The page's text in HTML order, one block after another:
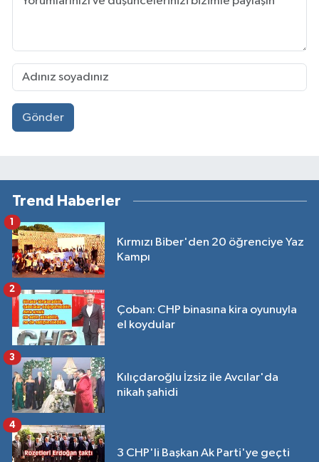
Gönder
Trend Haberler
Kırmızı Biber'den 20 öğrenciye Yaz
Kampı
1
Çoban: CHP binasına kira oyunuyla
el koydular
2
Kılıçdaroğlu İzsiz ile Avcılar'da
nikah şahidi
3
3 CHP'li Başkan Ak Parti'ye geçti
4